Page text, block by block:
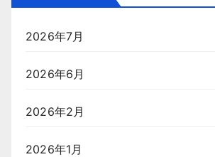
2026年7月
2026年6月
2026年2月
2026年1月